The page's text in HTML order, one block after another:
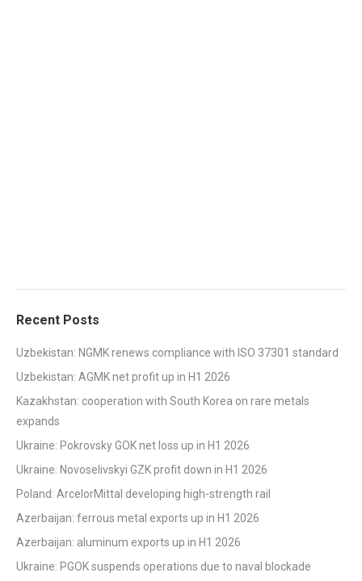
Recent Posts
Uzbekistan: NGMK renews compliance with ISO 37301 standard
Uzbekistan: AGMK net profit up in H1 2026
Kazakhstan: cooperation with South Korea on rare metals
expands
Ukraine: Pokrovsky GOK net loss up in H1 2026
Ukraine: Novoselivskyi GZK profit down in H1 2026
Poland: ArcelorMittal developing high-strength rail
Azerbaijan: ferrous metal exports up in H1 2026
Azerbaijan: aluminum exports up in H1 2026
Ukraine: PGOK suspends operations due to naval blockade